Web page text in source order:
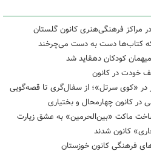
مراکز فرهنگی‌هنری کانون گلستان
که کتاب‌ها دست به دست می‌چرخند
کودکان دهقاید شد
خودت در کانون
در «کوی سرتل»؛ از سفال‌گری تا قصه‌گویی
در کانون چهارمحال و بختیاری
ماکت «بین‌الحرمین» به عشق زیارت
کانون شدند
فرهنگی کانون خوزستان